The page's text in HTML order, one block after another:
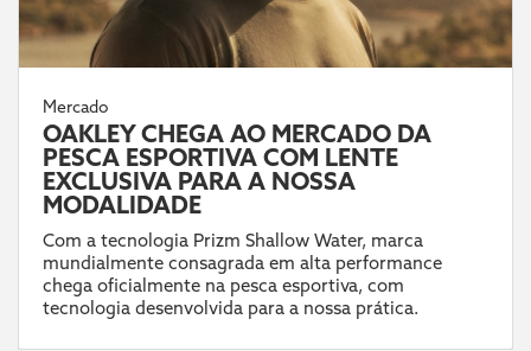
Mercado
OAKLEY CHEGA AO MERCADO DA
PESCA ESPORTIVA COM LENTE
EXCLUSIVA PARA A NOSSA
MODALIDADE
Com a tecnologia Prizm Shallow Water, marca
mundialmente consagrada em alta performance
chega oficialmente na pesca esportiva, com
tecnologia desenvolvida para a nossa prática.